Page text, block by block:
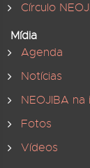
Círculo
Mídia
Agenda
Notícias
NEOJIBA na
Fotos
Vídeos